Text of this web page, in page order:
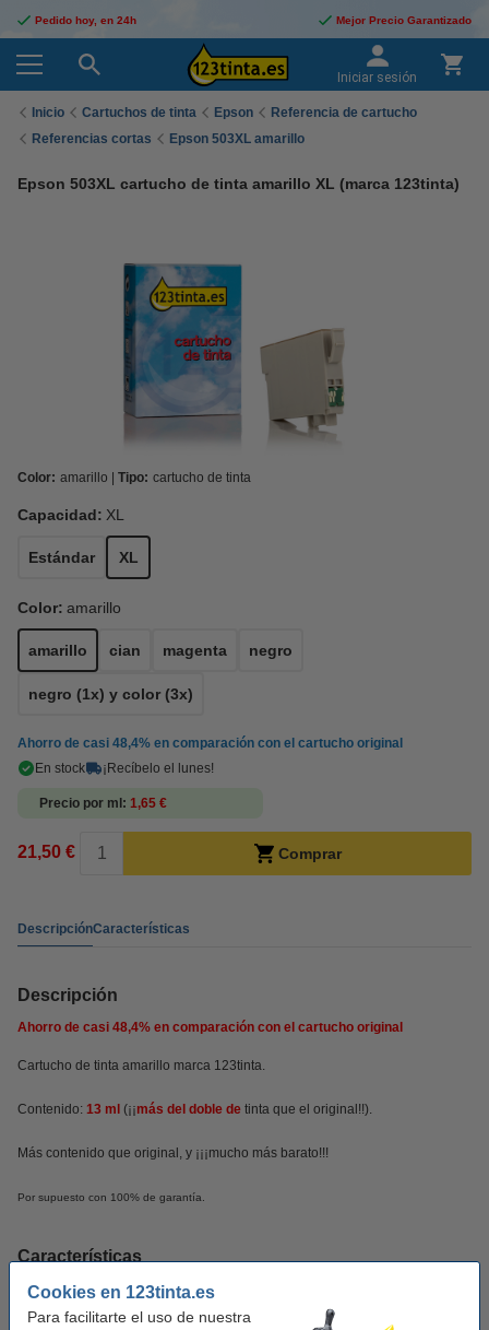
Cookies en 123tinta.es
Para facilitarte el uso de nuestra
Pedido hoy, en 24h Mejor Precio Garantizado
Iniciar sesión
Inicio Cartuchos de tinta Epson
Referencia de cartucho
Referencias cortas
Epson 503XL amarillo
Epson 503XL cartucho de tinta amarillo XL (marca 123tinta)
Color: amarillo Tipo: cartucho de tinta
Capacidad: XL
Estándar XL
Color: amarillo
amarillo cian magenta negro
negro (1x) y color (3x)
Ahorro de casi 48,4% en comparación con el cartucho original
En stock
¡Recíbelo el lunes!
Precio por ml 1,65 €
21,50 € Comprar
DescripciónCaracterísticas
Descripción
Ahorro de casi 48,4% en comparación con el cartucho original
Cartucho de tinta amarillo marca 123tinta.
Contenido: 13 ml (¡¡más del doble de tinta que el original!!).
Más contenido que original, y ¡¡¡mucho más barato!!!
Por supuesto con 100% de garantía.
Características
Color: amarillo